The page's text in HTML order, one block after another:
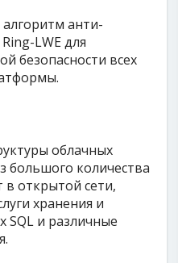
алгоритм анти-
LWE для
безопасности всех
облачных
большого количества
открытой сети,
хранения и
SQL и различные